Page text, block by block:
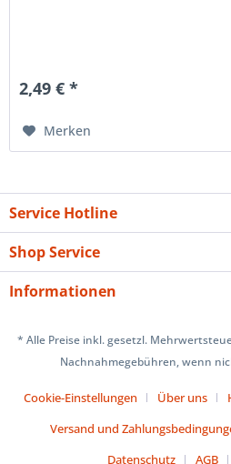
2,49 € *
Merken
Service Hotline
Shop Service
Informationen
* Alle Preise inkl. gesetzl.
Nachnahmegebühren, wenn
Cookie-Einstellungen Über uns
Versand und
Datenschutz
AGB